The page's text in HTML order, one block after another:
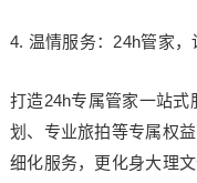
4. 温情服务：24h管家，
打造24h专属管家一站
划、专业旅拍等专属权
细化服务，更化身大理